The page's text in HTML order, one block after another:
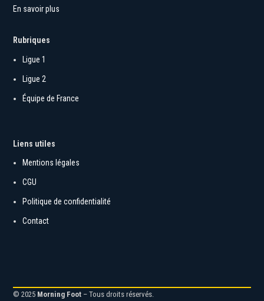
En savoir plus
Rubriques
Ligue 1
Ligue 2
Équipe de France
Mentions légales
Politique de confidentialité